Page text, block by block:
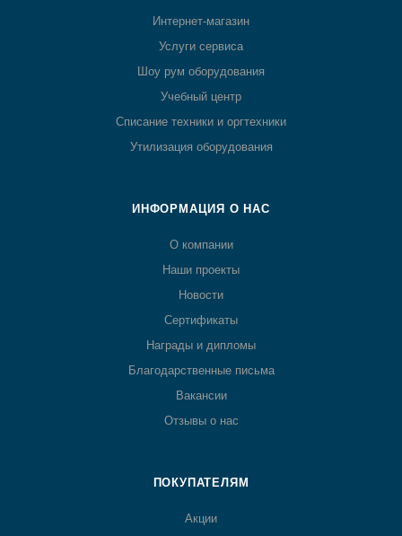
Интернет-магазин
Услуги сервиса
Шоу рум оборудования
Учебный центр
Списание техники и оргтехники
Утилизация оборудования
ИНФОРМАЦИЯ О НАС
О компании
Наши проекты
Новости
Сертификаты
Награды и дипломы
Благодарственные письма
Вакансии
Отзывы о нас
ПОКУПАТЕЛЯМ
Акции